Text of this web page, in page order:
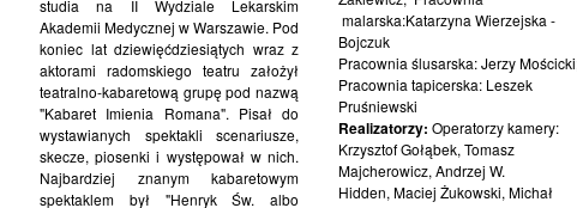
studia na IIWydziale Lekarskim
Akademii Medycznej w Warszawie. Pod
koniec lat dziewięćdziesiątych wrazz
aktorami radomskiego teatru założył
teatralno-kabaretową grupępod nazwą
"Kabaret Imienia Romana". Pisał do
wystawianych spektakli scenariusze,
skecze, piosenki i występował w nich.
Najbardziej znanymkabaretowym
spektaklem był "Henryk Św. albo
malarska:Katarzyna Wierzejska -
Bojczuk
Pracownia ślusarska: Jerzy
Pracownia tapicerska: Leszek
Pruśniewski
Realizatorzy: Operatorzy kamery:
KrzysztofGołąbek, Tomasz
Majcherowicz, Andrzej W.
Hidden, Maciej Żukowski, Michał